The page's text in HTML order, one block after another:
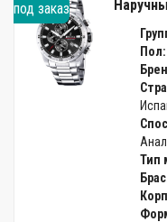
под заказ
Пол:
Тип